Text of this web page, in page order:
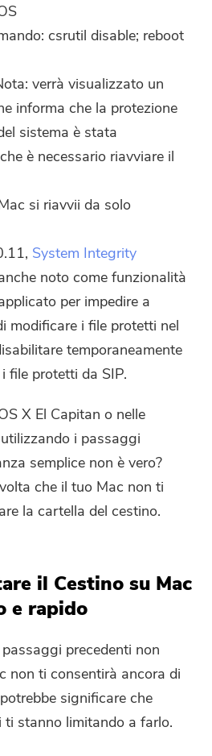
csrutil disable; reboot
verrà visualizzato un
informa che la protezione
sistema è stata
è necessario riavviare il
si riavvii da solo
System Integrity
noto come funzionalità
per impedire a
modificare i file protetti nel
temporaneamente
file protetti da SIP.
X El Capitan o nelle
i passaggi
semplice non è vero?
che il tuo Mac non ti
la cartella del cestino.
il Cestino su Mac
e rapido
precedenti non
non ti consentirà ancora di
significare che
ti stanno limitando a farlo.